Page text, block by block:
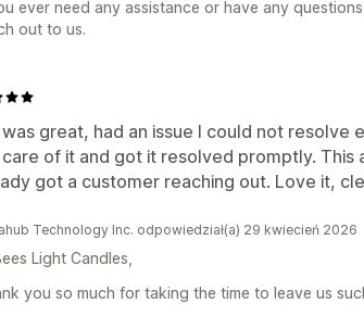
ever need any assistance or have any
out to us.
great, had an issue I could not resolve
of it and got it resolved promptly. This
got a customer reaching out. Love it,
Technology Inc. odpowiedział(a) 29 kwiecień 2026
Light Candles,
you so much for taking the time to leave us